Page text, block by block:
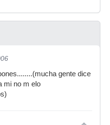
gente dice
mi no m elo